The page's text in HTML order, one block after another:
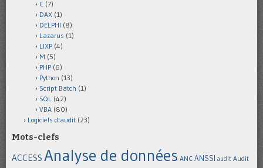
C (7)
DAX (1)
DELPHI (8)
Lazarus (1)
LIXP (4)
M (5)
PHP (6)
Python (13)
Script Batch (1)
SQL (42)
VBA (80)
Logiciels d'audit (23)
Mots-clefs
ACCESS Analyse de données ANC ANSSI audit Audit